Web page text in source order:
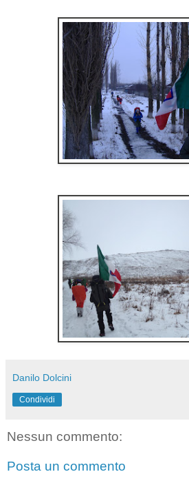
Danilo Dolcini
Condividi
Nessun commento:
Posta un commento